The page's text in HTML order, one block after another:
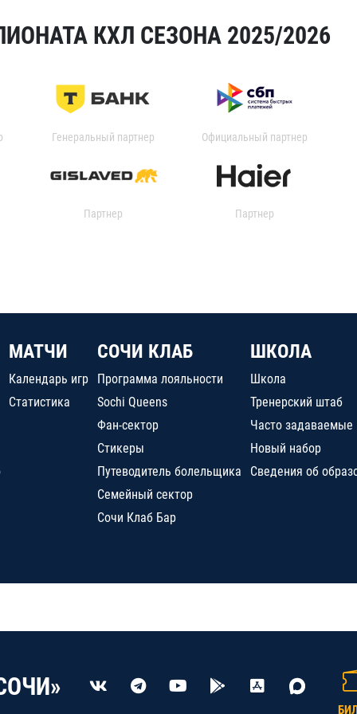
КХЛ СЕЗОНА 2025/2026
Генеральный партнер Официальный партнер
Партнер Партнер
МАТЧИ
Календарь игр
Статистика
СОЧИ КЛАБ
Программа лояльности
Sochi Queens
Фан-сектор
Стикеры
Путеводитель болельщика
Семейный сектор
Сочи Клаб Бар
ШКОЛА
Школа
Тренерский штаб
Часто задаваемые
Новый набор
Сведения об